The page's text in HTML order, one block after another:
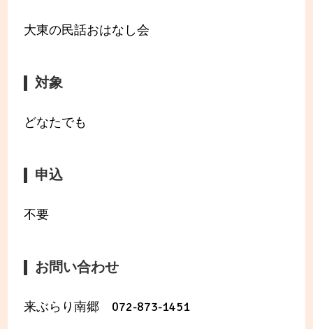
大東の民話おはなし会
対象
どなたでも
申込
不要
お問い合わせ
来ぶらり南郷 072-873-1451